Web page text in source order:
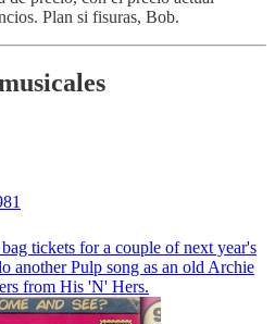
Plan si fisuras, Bob.
tickets for a couple of next year's
another Pulp song as an old Archie
from His 'N' Hers.